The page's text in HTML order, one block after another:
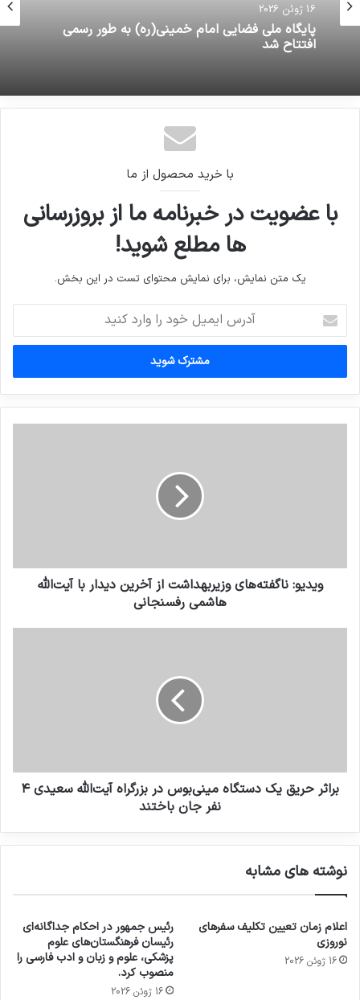
16 ژوئن 2026
پایگاه ملی فضایی امام خمینی(ره) به طور رسمی
افتتاح شد
با خرید محصول از ما
با عضویت در خبرنامه ما از بروزرسانی
ها مطلع شوید!
یک متن نمایش، برای نمایش محتوای تست در این بخش.
ایمیل
خود
وارد
کنید
ویدیو: ناگفته‌های وزیربهداشت از آخرین دیدار با آیت‌الله
هاشمی رفسنجانی
براثر حریق یک دستگاه مینی‌بوس در بزرگراه آیت‌الله سعیدی ۴
نفر جان باختند
نوشته های مشابه
اعلام زمان تعیین تکلیف سفرهای
نوروزی
16 ژوئن 2026
رئیس جمهور در احکام جداگانه‌ای
رئیسان فرهنگستان‌های علوم
پزشکی، علوم و زبان و ادب فارسی را
منصوب کرد.
16 ژوئن 2026